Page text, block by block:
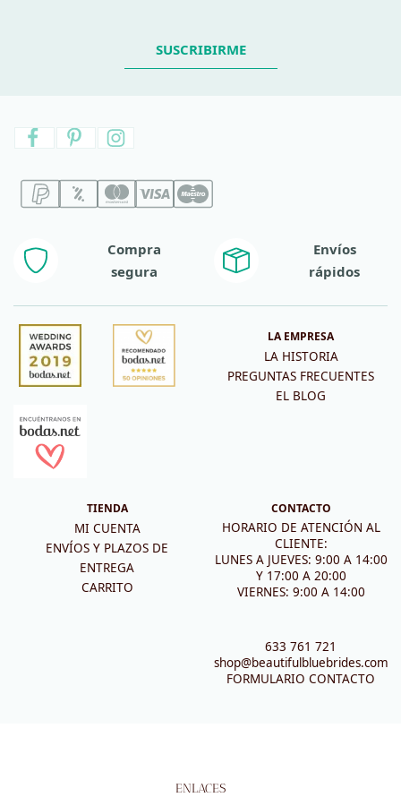
SUSCRIBIRME
Compra
segura
Envíos
rápidos
LA EMPRESA
LA HISTORIA
PREGUNTAS FRECUENTES
EL BLOG
TIENDA
MI CUENTA
ENVÍOS Y PLAZOS DE
ENTREGA
CARRITO
CONTACTO
HORARIO DE ATENCIÓN AL
CLIENTE:
LUNES A JUEVES: 9:00 A 14:00
Y 17:00 A 20:00
VIERNES: 9:00 A 14:00
633 761 721
shop@beautifulbluebrides.com
FORMULARIO CONTACTO
ENLACES